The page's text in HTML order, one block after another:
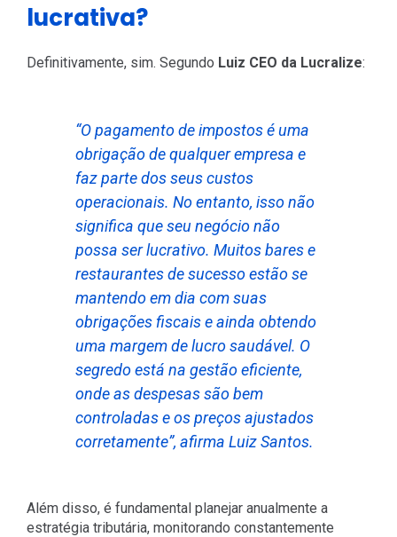
lucrativa?
Definitivamente, sim. Segundo Luiz CEO da Lucralize:
“O pagamento de impostos é uma
obrigação de qualquer empresa e
faz parte dos seus custos
operacionais. No entanto, isso não
significa que seu negócio não
possa ser lucrativo. Muitos bares e
restaurantes de sucesso estão se
mantendo em dia com suas
obrigações fiscais e ainda obtendo
uma margem de lucro saudável. O
segredo está na gestão eficiente,
onde as despesas são bem
controladas e os preços ajustados
corretamente”, afirma Luiz Santos.
Além disso, é fundamental planejar anualmente a
estratégia tributária, monitorando constantemente